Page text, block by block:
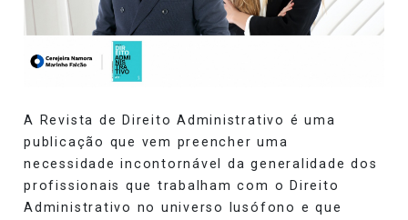
A Revista de Direito Administrativo é uma
publicação que vem preencher uma
necessidade incontornável da generalidade dos
profissionais que trabalham com o Direito
Administrativo no universo lusófono e que